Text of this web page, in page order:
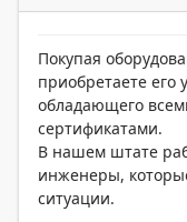
Покупая
приобретаете его
обладающего
сертификатами.
В нашем штате
инженеры,
ситуации.